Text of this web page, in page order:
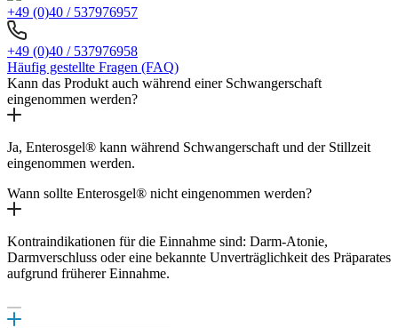
+49 (0)40 / 537976957
+49 (0)40 / 537976958
Häufig gestellte Fragen (FAQ)
Kann das Produkt auch während einer Schwangerschaft
eingenommen werden?
Ja, Enterosgel® kann während Schwangerschaft und der Stillzeit
eingenommen werden.
Wann sollte Enterosgel® nicht eingenommen werden?
Kontraindikationen für die Einnahme sind: Darm-Atonie,
Darmverschluss oder eine bekannte Unverträglichkeit des Präparates
aufgrund früherer Einnahme.